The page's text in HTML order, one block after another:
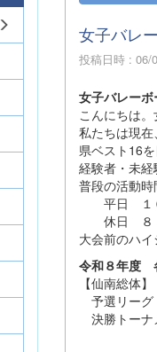
女子バレ
投稿日時 : 06/
女子バレー
こんにちは。
私たちは現在
県ベスト16
経験者・未経
普段の活動時
平日 １６
休日 ８：
大会前のハ
令和８年度
【仙南総体
予選リー
決勝トー
3位決